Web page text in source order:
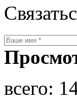
всего: